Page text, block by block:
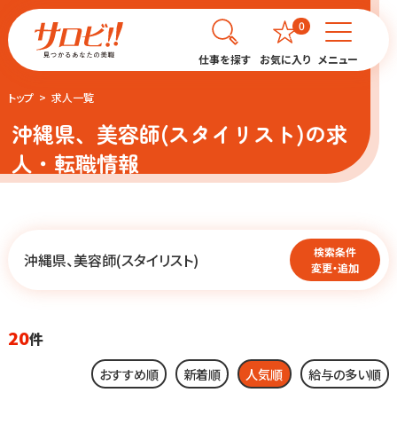
仕事を探す お気に入り
0
メニュー
トップ 求人一覧
沖縄県、美容師(スタイリスト)の求
人・転職情報
沖縄県、美容師(スタイリスト)
検索条件
変更・追加
20件
おすすめ順 新着順 人気順 給与の多い順